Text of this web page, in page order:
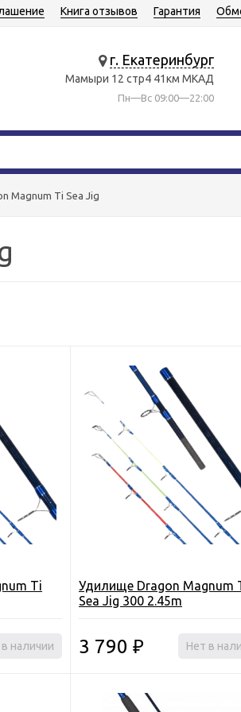
Книга отзывов Гарантия
г. Екатеринбург
Мамыри 12 стр4 41км МКАД
Пн—Вс 09:00—22:00
Magnum Ti Sea Jig
Ti
наличии
Удилище Dragon Magnum
Sea Jig 300 2.45m
3 790 ₽ Нет в